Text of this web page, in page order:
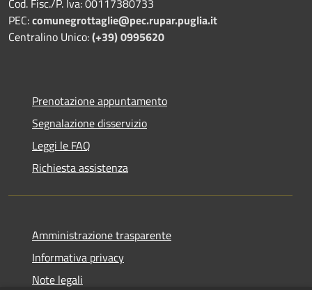
PEC:comunegrottaglie@pec.rupar.puglia.it
Centralino Unico:(+39) 0995620
Prenotazione appuntamento
Segnalazione disservizio
Leggi le FAQ
Richiesta assistenza
Amministrazione trasparente
Informativa privacy
Note legali